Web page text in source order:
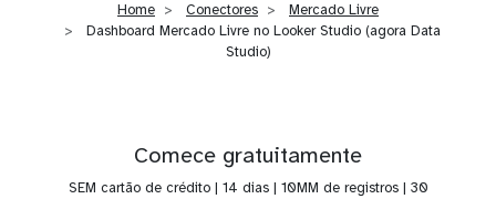
Home Conectores
Mercado Livre
Dashboard Mercado Livre no Looker Studio (agora Data
Studio)
Comece gratuitamente
SEM cartão de crédito | 14 dias | 10MM de registros | 30